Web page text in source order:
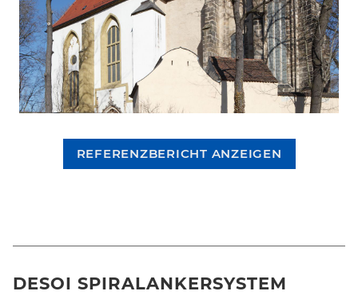
REFERENZBERICHT ANZEIGEN
DESOI SPIRALANKERSYSTEM